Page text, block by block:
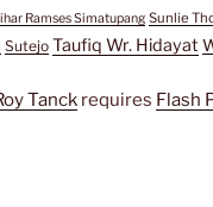
Ramses Simatupang Sunlie
Sutejo Taufiq Wr. Hidayat
Tanck requires Flash